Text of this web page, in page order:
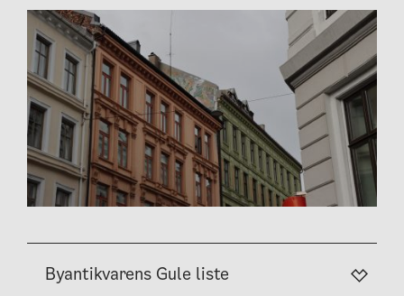
Byantikvarens Gule liste